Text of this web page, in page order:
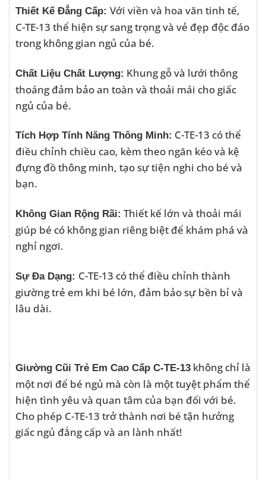
Thiết Kế Đẳng Cấp: Với viền và hoa văn tinh tế,
C-TE-13 thể hiện sự sang trọng và vẻ đẹp độc đáo
trong không gian ngủ của bé.
Chất Liệu Chất Lượng: Khung gỗ và lưới thông
thoáng đảm bảo an toàn và thoải mái cho giấc
ngủ của bé.
Tích Hợp Tính Năng Thông Minh: C-TE-13 có thể
điều chỉnh chiều cao, kèm theo ngăn kéo và kệ
đựng đồ thông minh, tạo sự tiện nghi cho bé và
bạn.
Không Gian Rộng Rãi: Thiết kế lớn và thoải mái
giúp bé có không gian riêng biệt để khám phá và
nghỉ ngơi.
Sự Đa Dạng: C-TE-13 có thể điều chỉnh thành
giường trẻ em khi bé lớn, đảm bảo sự bền bỉ và
lâu dài.
Giường Cũi Trẻ Em Cao Cấp C-TE-13 không chỉ là
một nơi để bé ngủ mà còn là một tuyệt phẩm thể
hiện tình yêu và quan tâm của bạn đối với bé.
Cho phép C-TE-13 trở thành nơi bé tận hưởng
giấc ngủ đẳng cấp và an lành nhất!